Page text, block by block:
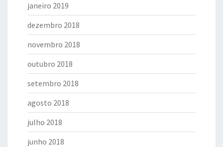
janeiro 2019
dezembro 2018
novembro 2018
outubro 2018
setembro 2018
agosto 2018
julho 2018
junho 2018